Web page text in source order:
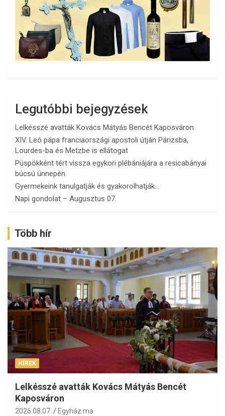
Legutóbbi bejegyzések
Lelkésszé avatták Kovács Mátyás Bencét Kaposváron
XIV. Leó pápa franciaországi apostoli útján Párizsba,
Lourdes-ba és Metzbe is ellátogat
Püspökként tért vissza egykori plébániájára a resicabányai
búcsú ünnepén
Gyermekeink tanulgatják és gyakorolhatják…
Napi gondolat – Augusztus 07.
Több hír
HÍREK
Lelkésszé avatták Kovács Mátyás Bencét
Kaposváron
2026.08.07. Egyház.ma